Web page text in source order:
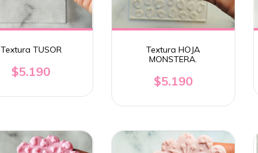
Textura TUSOR
$5.190
Textura HOJA
MONSTERA.
$5.190